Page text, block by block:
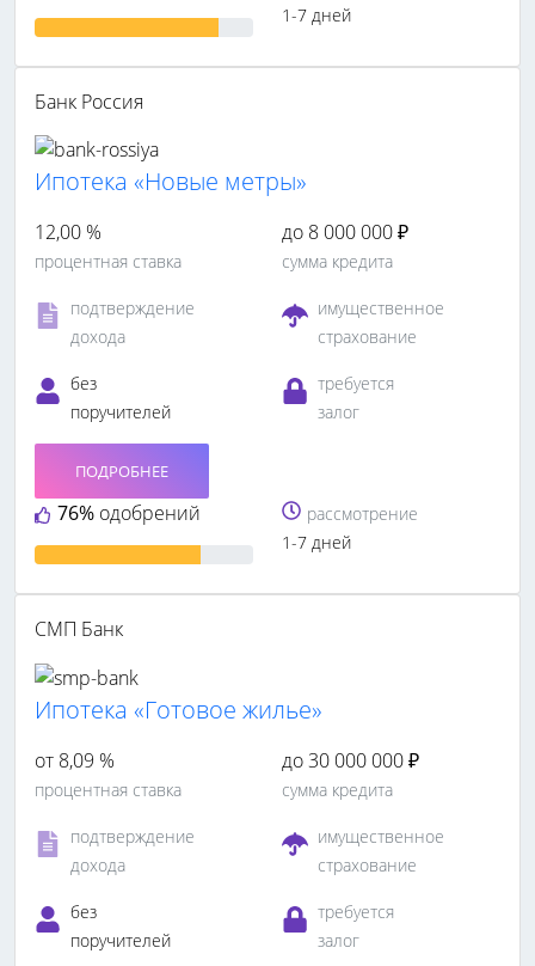
1-7 дней
Банк Россия
Ипотека «Новые метры»
12,00 %
процентная ставка
до 8 000 000 ₽
сумма кредита
подтверждение
дохода
имущественное
страхование
без
поручителей
требуется
залог
76% одобрений
ПОДРОБНЕЕ
рассмотрение
1-7 дней
СМП Банк
Ипотека «Готовое жилье»
от 8,09 %
процентная ставка
до 30 000 000 ₽
сумма кредита
подтверждение
дохода
имущественное
страхование
без
поручителей
требуется
залог